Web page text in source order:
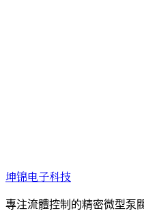
坤锦电子科技
專注流體控制的精密微型泵